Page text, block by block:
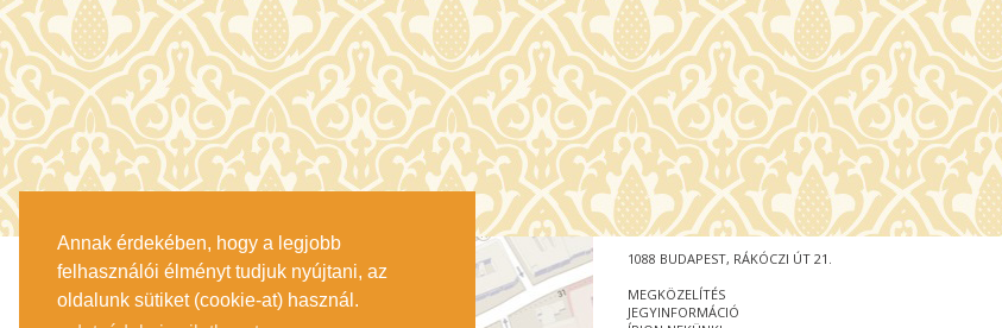
Annak érdekében, hogy a legjobb
felhasználói élményt tudjuk nyújtani, az
oldalunk sütiket (cookie-at) használ.
1088 BUDAPEST, RÁKÓCZI ÚT 21.
MEGKÖZELÍTÉS
JEGYINFORMÁCIÓ